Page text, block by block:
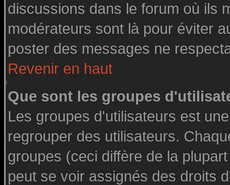
discussions dans le forum où ils
modérateurs sont là pour éviter
poster des messages ne
Revenir en haut
Que sont les groupes
Les groupes d'utilisateurs est
regrouper des utilisateurs.
groupes (ceci diffère de la
peut se voir assignés des droits